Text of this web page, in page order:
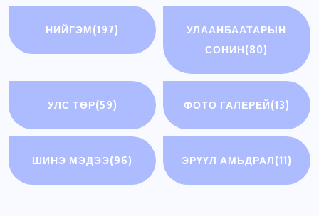
НИЙГЭМ(197)
УЛААНБААТАРЫН
СОНИН(80)
УЛС ТӨР(59) ФОТО ГАЛЕРЕЙ(13)
ШИНЭ МЭДЭЭ(96) ЭРҮҮЛ АМЬДРАЛ(11)